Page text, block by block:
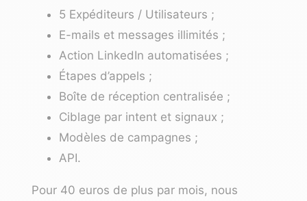
5 Expéditeurs / Utilisateurs ;
E-mails et messages illimités ;
Action LinkedIn automatisées ;
Étapes d’appels ;
Boîte de réception centralisée ;
Ciblage par intent et signaux ;
Modèles de campagnes ;
API.
Pour 40 euros de plus par mois, nous